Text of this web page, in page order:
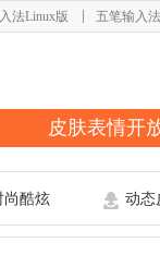
法Linux版 五笔输入法
皮肤表情开
尚酷炫 动态